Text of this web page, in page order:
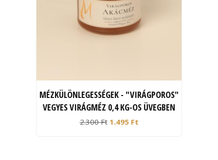
MÉZKÜLÖNLEGESSÉGEK - "VIRÁGPOROS"
VEGYES VIRÁGMÉZ 0,4 KG-OS ÜVEGBEN
2.300 Ft 1.495 Ft